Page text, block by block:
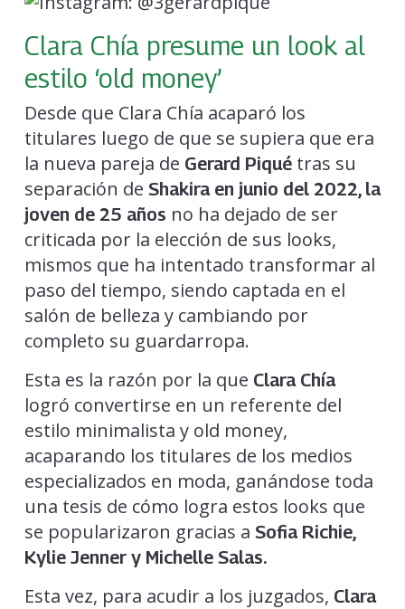
Clara Chía presume un look al
estilo ‘old money’
Desde que Clara Chía acaparó los
titulares luego de que se supiera que era
la nueva pareja de Gerard Piqué tras su
separación de Shakira en junio del 2022, la
joven de 25 años no ha dejado de ser
criticada por la elección de sus looks,
mismos que ha intentado transformar al
paso del tiempo, siendo captada en el
salón de belleza y cambiando por
completo su guardarropa.
Esta es la razón por la que Clara Chía
logró convertirse en un referente del
estilo minimalista y old money,
acaparando los titulares de los medios
especializados en moda, ganándose toda
una tesis de cómo logra estos looks que
se popularizaron gracias a Sofia Richie,
Kylie Jenner y Michelle Salas.
Esta vez, para acudir a los juzgados, Clara